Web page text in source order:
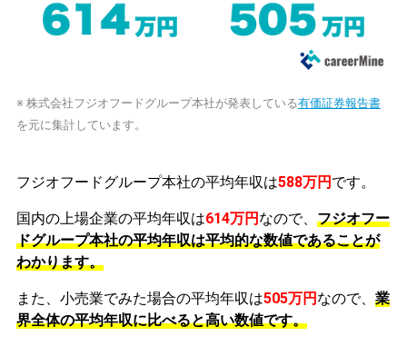
※ 株式会社フジオフードグループ本社が発表している有価証券報告書
を元に集計しています。
フジオフードグループ本社の平均年収は588万円 です。
国内の上場企業の平均年収は614万円 なので、 フジオフー
ドグループ本社の平均年収は平均的な数値であることが
わかります。
また、小売業でみた場合の平均年収は505万円 なので、 業
界全体の平均年収に比べると高い数値です。